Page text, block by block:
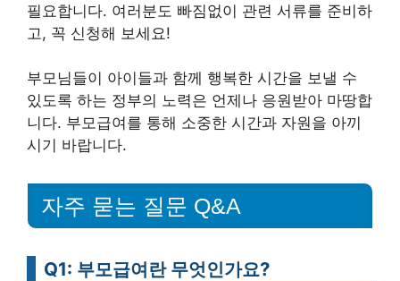
필요합니다. 여러분도 빠짐없이 관련 서류를 준비하
고, 꼭 신청해 보세요!
부모님들이 아이들과 함께 행복한 시간을 보낼 수
있도록 하는 정부의 노력은 언제나 응원받아 마땅합
니다. 부모급여를 통해 소중한 시간과 자원을 아끼
시기 바랍니다.
자주 묻는 질문 Q&A
Q1: 부모급여란 무엇인가요?